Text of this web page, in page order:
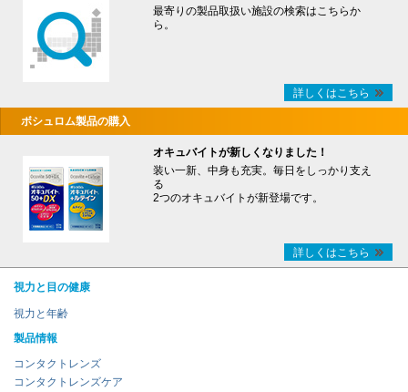
最寄りの製品取扱い施設の検索はこちらか
ら。
詳しくはこちら
ボシュロム製品の購入
オキュバイトが新しくなりました！
装い一新、中身も充実。毎日をしっかり支え
る
2つのオキュバイトが新登場です。
詳しくはこちら
視力と目の健康
視力と年齢
製品情報
コンタクトレンズ
コンタクトレンズケア